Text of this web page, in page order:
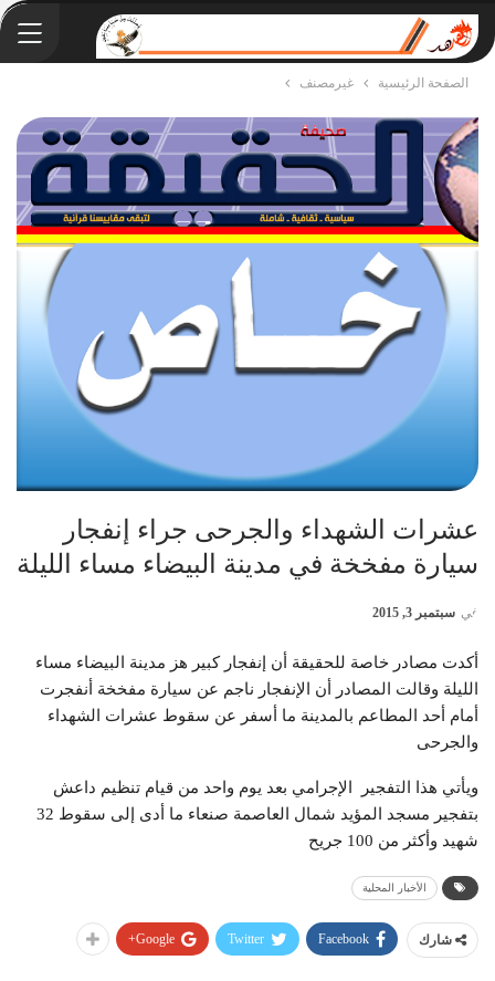
الصفحة الرئيسية غيرمصنف
عشرات الشهداء والجرحى جراء إنفجار
سيارة مفخخة في مدينة البيضاء مساء الليلة
في سبتمبر 3, 2015
أكدت مصادر خاصة للحقيقة أن إنفجار كبير هز مدينة البيضاء مساء
الليلة وقالت المصادر أن الإنفجار ناجم عن سيارة مفخخة أنفجرت
أمام أحد المطاعم بالمدينة ما أسفر عن سقوط عشرات الشهداء
والجرحى
ويأتي هذا التفجير الإجرامي بعد يوم واحد من قيام تنظيم داعش
بتفجير مسجد المؤيد شمال العاصمة صنعاء ما أدى إلى سقوط 32
شهيد وأكثر من 100 جريح
الأخبار المحلية
شارك Facebook
Twitter
Google+